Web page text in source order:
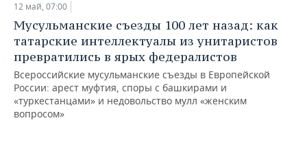
НЕФТЬ
ОПК
ЭНЕРГЕТИКА
РОЗНИЧНАЯ ТОРГОВЛЯ
ТРАНСПОРТ
УСЛУГИ
НОВОСТИ ТЕХНОЛОГИЙ
IT
МЕДИА
ТЕЛЕКОММУНИКАЦИИ
МЕРОПРИЯТИЯ
НОВОСТИ МЕРОПРИЯТИЙ
ВЫЕЗДНАЯ РЕДАКЦИЯ
БИЗНЕС-БРАНЧИ
СПОРТ
НОВОСТИ СПОРТА
ФУТБОЛ
ОБЩЕСТВО
НОВОСТИ ОБЩЕСТВА
ФОТОГАЛЕРЕЯ
12 май, 07:00
Мусульманские съезды 100 лет назад: как
татарские интеллектуалы из унитаристов
превратились в ярых федералистов
Всероссийские мусульманские съезды в Европейской
России: арест муфтия, споры с башкирами и
«туркестанцами» и недовольство мулл «женским
вопросом»